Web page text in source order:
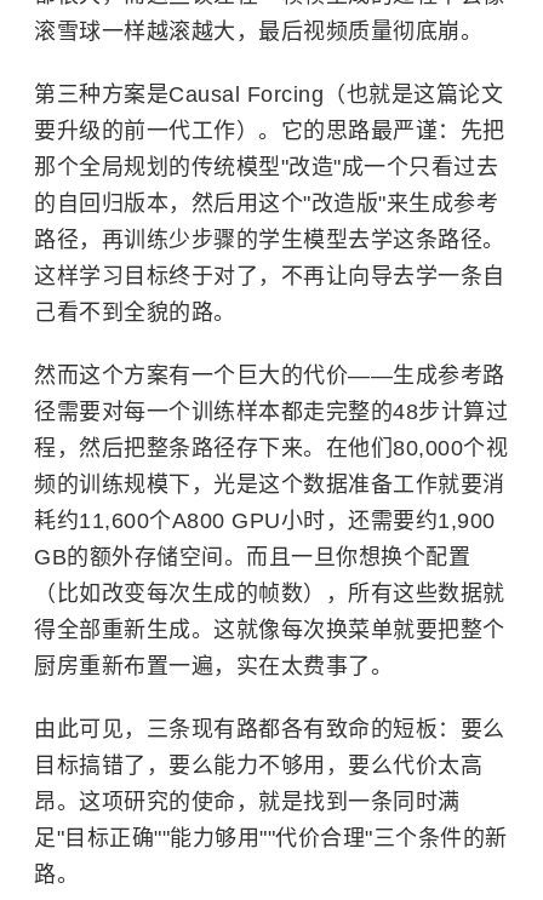
滚雪球一样越滚越大，最后视频质量彻底崩。
第三种方案是Causal Forcing（也就是这篇论文
要升级的前一代工作）。它的思路最严谨：先把
那个全局规划的传统模型"改造"成一个只看过去
的自回归版本，然后用这个"改造版"来生成参考
路径，再训练少步骤的学生模型去学这条路径。
这样学习目标终于对了，不再让向导去学一条自
己看不到全貌的路。
然而这个方案有一个巨大的代价——生成参考路
径需要对每一个训练样本都走完整的48步计算过
程，然后把整条路径存下来。在他们80,000个视
频的训练规模下，光是这个数据准备工作就要消
耗约11,600个A800 GPU小时，还需要约1,900
GB的额外存储空间。而且一旦你想换个配置
（比如改变每次生成的帧数），所有这些数据就
得全部重新生成。这就像每次换菜单就要把整个
厨房重新布置一遍，实在太费事了。
由此可见，三条现有路都各有致命的短板：要么
目标搞错了，要么能力不够用，要么代价太高
昂。这项研究的使命，就是找到一条同时满
足"目标正确""能力够用""代价合理"三个条件的新
路。